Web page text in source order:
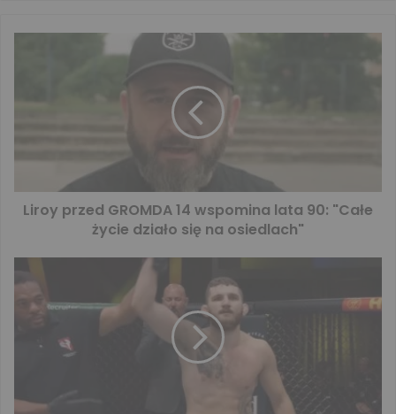
Liroy przed GROMDA 14 wspomina lata 90: "Całe
życie działo się na osiedlach"